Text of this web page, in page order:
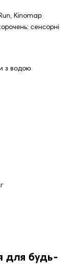
Kinomap
сенсорні
з водою
для будь-